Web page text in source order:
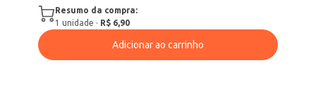
Resumo da compra:
1 unidade · R$ 6,90
Adicionar ao carrinho